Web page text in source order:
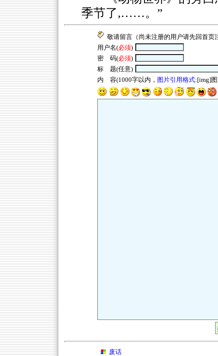
季节了,……。”
敬请留言（尚未注册的用户请先回首页
用户名(必须)
密 码(必须)
标 题(任意)
内 容(1000字以内， 图片引用格式:[img]
废话